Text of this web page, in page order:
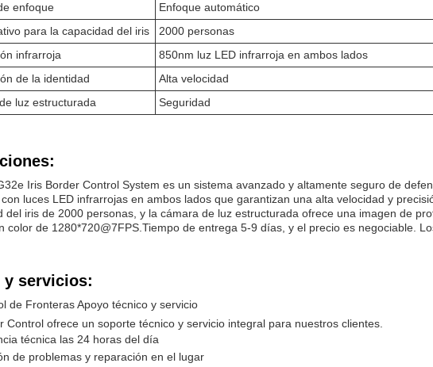
enfoque
Enfoque automático
para la capacidad del iris
2000 personas
infrarroja
850nm luz LED infrarroja en ambos lados
de la identidad
Alta velocidad
luz estructurada
Seguridad
Iris Border Control System es un sistema avanzado y altamente seguro de
luces LED infrarrojas en ambos lados que garantizan una alta velocidad y
del iris de 2000 personas, y la cámara de luz estructurada ofrece una imagen de
color de 1280*720@7FPS.Tiempo de entrega 5-9 días, y el precio es negociable.
y servicios:
de Fronteras Apoyo técnico y servicio
Control ofrece un soporte técnico y servicio integral para nuestros clientes.
técnica las 24 horas del día
de problemas y reparación en el lugar